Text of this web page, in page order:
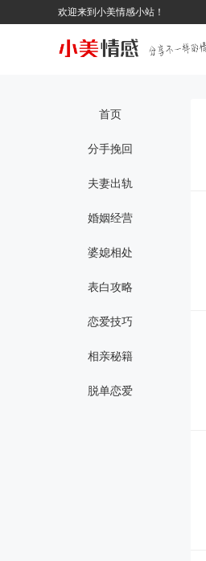
欢迎来到小美情感小站！
首页
分手挽回
夫妻出轨
婚姻经营
婆媳相处
表白攻略
恋爱技巧
相亲秘籍
脱单恋爱